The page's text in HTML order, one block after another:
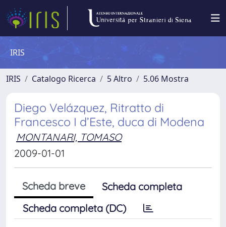
IRIS
IRIS Catalogo Ricerca 5 Altro 5.06 Mostra
Diego Velázquez, Ritratto di
Francesco I d’Este, duca di Modena
MONTANARI, TOMASO
2009-01-01
Scheda breve
Scheda completa
Scheda completa (DC)